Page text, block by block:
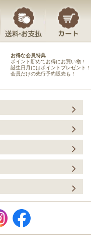
お得な会員特典
ポイント貯めてお得にお買い物！
誕生日月にはポイントプレゼント！
会員だけの先行予約販売も！